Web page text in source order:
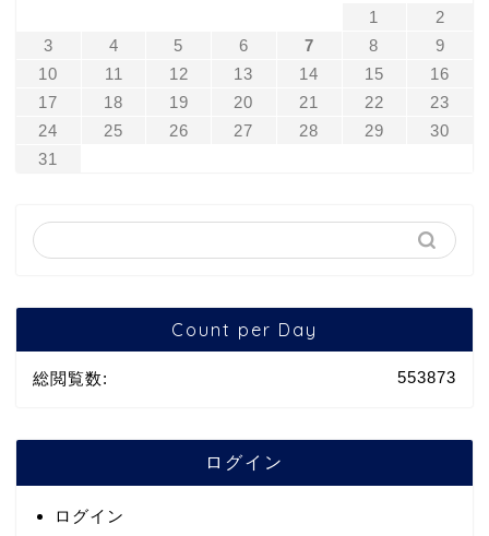
1
2
3
4 5 6 7 8
9
10
11 12 13 14 15
16
17
18 19 20 21 22
23
24
25 26 27 28 29
30
31
Count per Day
553873
総閲覧数:
ログイン
ログイン